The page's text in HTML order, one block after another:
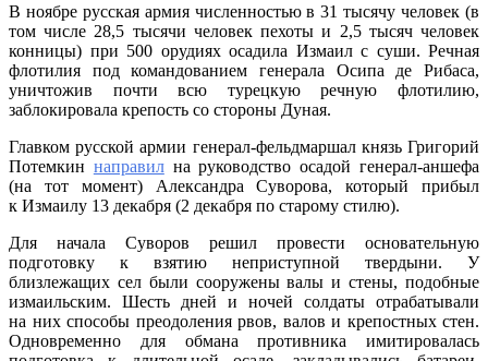
В ноябре русская армия численностью в 31 тысячу человек (в
том числе 28,5 тысячи человек пехоты и 2,5 тысяч человек
конницы) при 500 орудиях осадила Измаил с суши. Речная
флотилия под командованием генерала Осипа де Рибаса,
уничтожив почти всю турецкую речную флотилию,
заблокировала крепость со стороны Дуная.
Главком русской армии генерал-фельдмаршал князь Григорий
Потемкин направилна руководство осадой генерал-аншефа
(на тот момент) Александра Суворова, который прибыл
к Измаилу 13 декабря (2 декабря по старому стилю).
Для начала Суворов решил провести основательную
подготовку к взятию неприступной твердыни. У
близлежащих сел были сооружены валы и стены, подобные
измаильским. Шесть дней и ночей солдаты отрабатывали
на них способы преодоления рвов, валов и крепостных стен.
Одновременно для обмана противника имитировалась